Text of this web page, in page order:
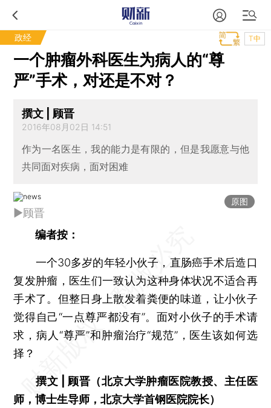
政经 T中
一个肿瘤外科医生为病人的“尊
严”手术，对还是不对？
撰文 | 顾晋
2016年08月02日 14:51
作为一名医生，我的能力是有限的，但是我愿意与他
共同面对疾病，面对困难
原图
►顾晋
编者按：
一个30多岁的年轻小伙子，直肠癌手术后造口
复发肿瘤，医生们一致认为这种身体状况不适合再
手术了。但整日身上散发着粪便的味道，让小伙子
觉得自己“一点尊严都没有”。面对小伙子的手术请
求，病人“尊严”和肿瘤治疗“规范”，医生该如何选
择？
撰文 | 顾晋（北京大学肿瘤医院教授、主任医
师，博士生导师，北京大学首钢医院院长）